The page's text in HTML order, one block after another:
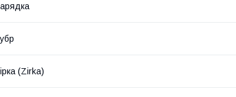
(Zirka)